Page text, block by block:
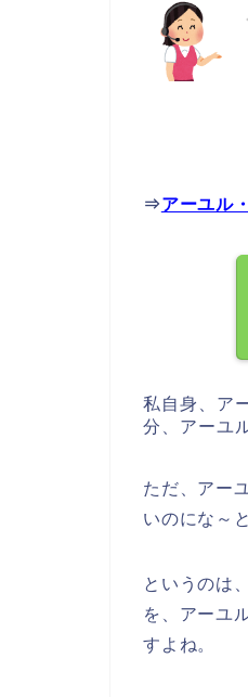
⇒アーユル
私自身、ア
分、アーユ
ただ、アー
いのにな～
というのは
を、アーユ
すよね。